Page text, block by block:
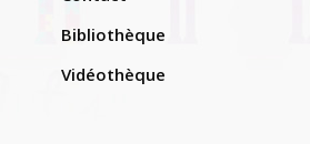
Bibliothèque
Vidéothèque